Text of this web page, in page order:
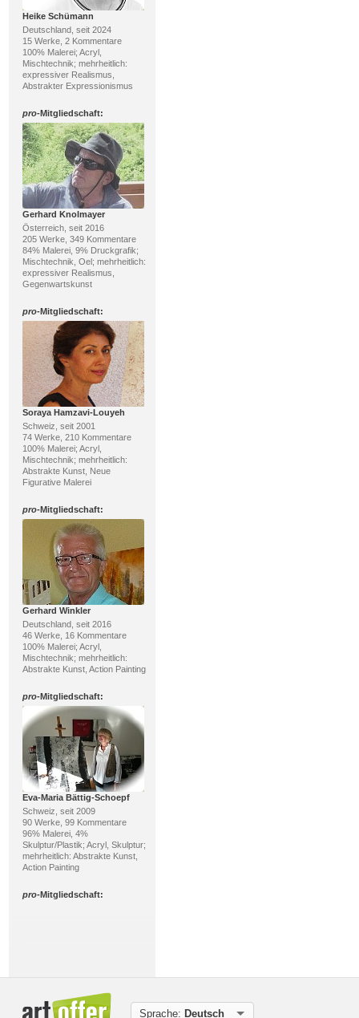
Heike Schümann
Deutschland, seit 2024
15 Werke, 2 Kommentare
100% Malerei; Acryl,
Mischtechnik; mehrheitlich:
expressiver Realismus,
Abstrakter Expressionismus
pro-Mitgliedschaft:
Gerhard Knolmayer
Österreich, seit 2016
205 Werke, 349 Kommentare
84% Malerei, 9% Druckgrafik;
Mischtechnik, Oel; mehrheitlich:
expressiver Realismus,
Gegenwartskunst
pro-Mitgliedschaft:
Soraya Hamzavi-Louyeh
Schweiz, seit 2001
74 Werke, 210 Kommentare
100% Malerei; Acryl,
Mischtechnik; mehrheitlich:
Abstrakte Kunst, Neue
Figurative Malerei
pro-Mitgliedschaft:
Gerhard Winkler
Deutschland, seit 2016
46 Werke, 16 Kommentare
100% Malerei; Acryl,
Mischtechnik; mehrheitlich:
Abstrakte Kunst, Action Painting
pro-Mitgliedschaft:
Eva-Maria Bättig-Schoepf
Schweiz, seit 2009
90 Werke, 99 Kommentare
96% Malerei, 4%
Skulptur/Plastik; Acryl, Skulptur;
mehrheitlich: Abstrakte Kunst,
Action Painting
pro-Mitgliedschaft:
Sprache: Deutsch